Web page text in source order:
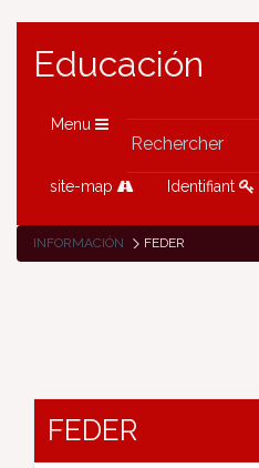
Educación
Menu
site-map Identifiant
INFORMACIÓN FEDER
FEDER